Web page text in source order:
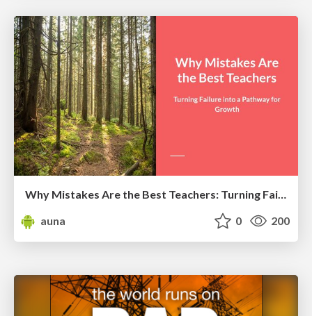
Why Mistakes Are the Best Teachers: Turning Failure into a Pathway for Growth
auna
0 200